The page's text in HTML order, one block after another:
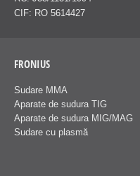
CIF: RO 5614427
FRONIUS
Sudare MMA
Aparate de sudura TIG
Aparate de sudura MIG/MAG
Sudare cu plasmă